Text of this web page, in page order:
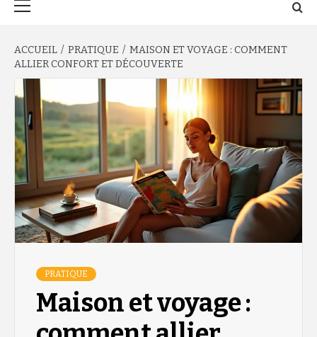
ACCUEIL PRATIQUE
MAISON ET VOYAGE : COMMENT
ALLIER CONFORT ET DÉCOUVERTE
PRATIQUE
Maison et voyage :